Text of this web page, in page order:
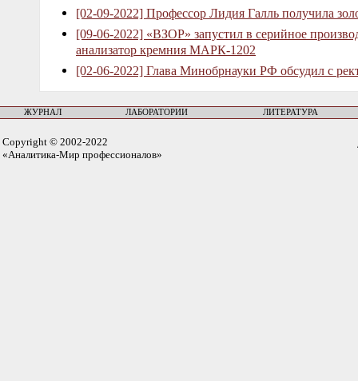
[02-09-2022] Профессор Лидия Галль получила
[09-06-2022] «ВЗОР» запустил в серийное
анализатор кремния МАРК-1202
[02-06-2022] Глава Минобрнауки РФ обсудил с
ЖУРНАЛ ЛАБОРАТОРИИ ЛИТЕРАТУРА
Copyright © 2002-2022
«Аналитика-Мир профессионалов»